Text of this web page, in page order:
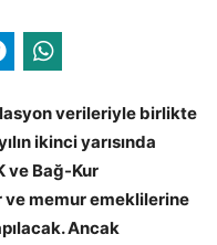
verileriyle birlikte
ikinci yarısında
ve Bağ-Kur
ve memur emeklilerine
Ancak